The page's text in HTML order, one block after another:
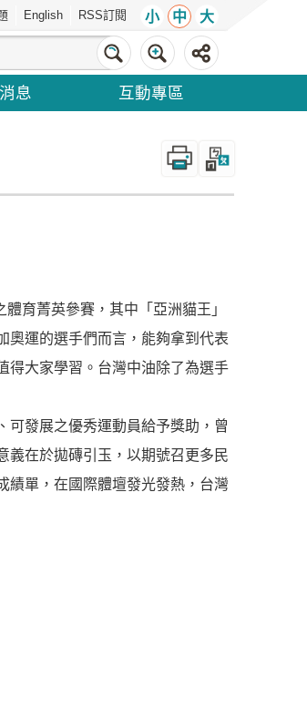
English RSS訂閱 小 中 大
息 互動專區
_
育菁英參賽，其中「亞洲貓王」
奧運的選手們而言，能夠拿到代表
得大家學習。台灣中油除了為選手
發展之優秀運動員給予獎助，曾
義在於拋磚引玉，以期號召更多民
績單，在國際體壇發光發熱，台灣